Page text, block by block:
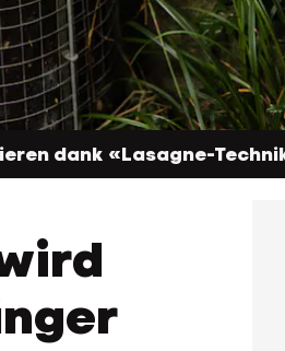
dank «Lasagne-